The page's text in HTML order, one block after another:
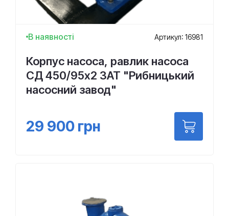
В наявності Артикул: 16981
Корпус насоса, равлик насоса
СД 450/95х2 ЗАТ "Рибницький
насосний завод"
29 900 грн